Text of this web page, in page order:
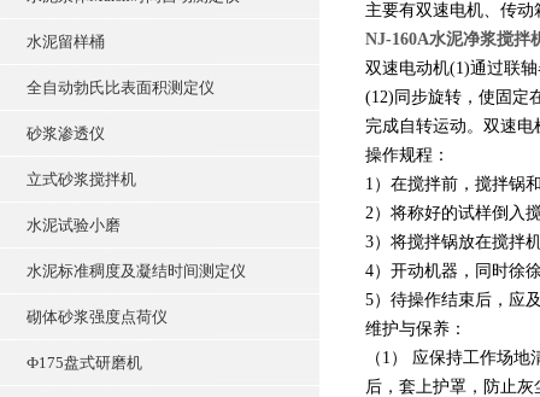
水泥留样桶
全自动勃氏比表面积测定仪
砂浆渗透仪
立式砂浆搅拌机
水泥试验小磨
水泥标准稠度及凝结时间测定仪
砌体砂浆强度点荷仪
Ф175盘式研磨机
主要有双速电机、传
NJ-160A水泥净浆搅拌
双速电动机(1)通过联
(12)同步旋转，使固定
完成自转运动。双速
操作规程：
1）在搅拌前，搅拌锅
2）将称好的试样倒入
3）将搅拌锅放在搅拌
4）开动机器，同时徐
5）待操作结束后，应
维护与保养：
（1） 应保持工作场
后，套上护罩，防止灰